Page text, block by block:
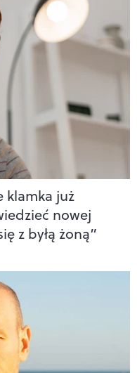
klamka już
nowej
z byłą żoną”